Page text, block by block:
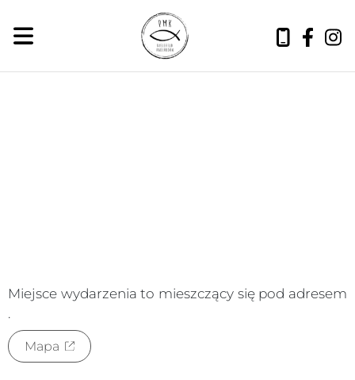
Miejsce wydarzenia to mieszczący się pod adresem
.
Mapa